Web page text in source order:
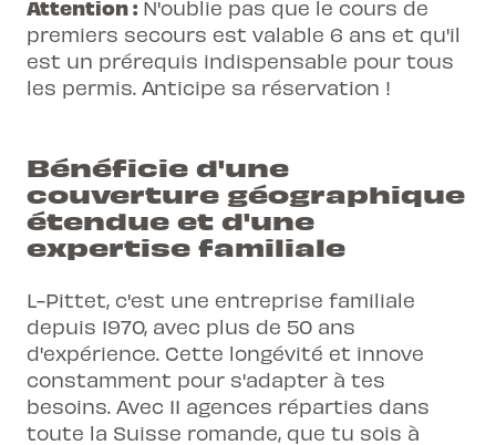
Attention : N'oublie pas que le cours de
premiers secours est valable 6 ans et qu'il
est un prérequis indispensable pour tous
les permis. Anticipe sa réservation !
Bénéficie d'une
couverture géographique
étendue et d'une
expertise familiale
L-Pittet, c'est une entreprise familiale
depuis 1970, avec plus de 50 ans
d'expérience. Cette longévité et innove
constamment pour s'adapter à tes
besoins. Avec 11 agences réparties dans
toute la Suisse romande, que tu sois à